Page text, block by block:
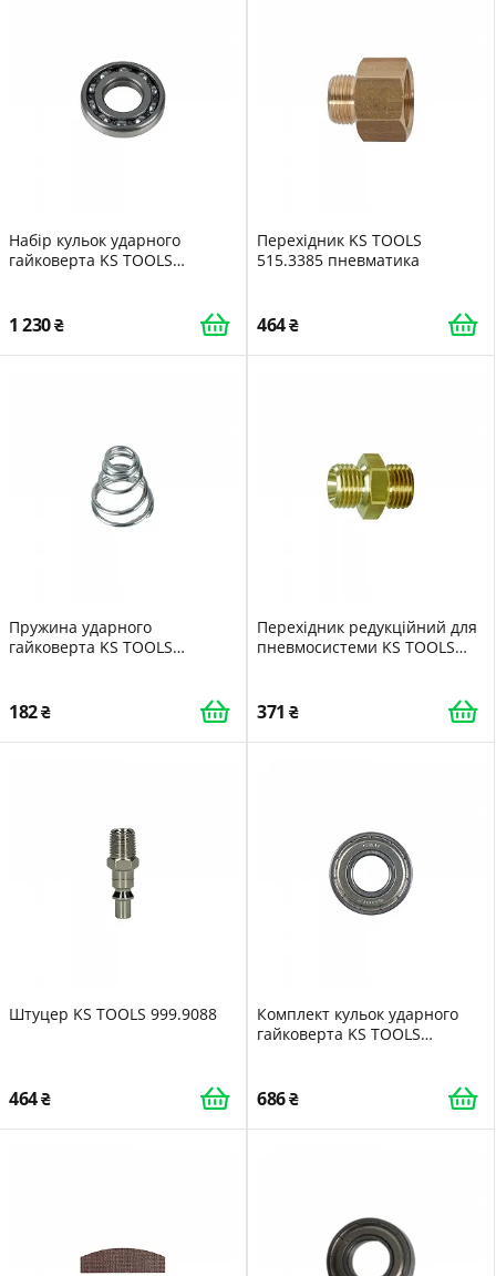
Набір кульок ударного
гайковерта KS TOOLS
1 230
Перехідник KS TOOLS
515.3385 пневматика
464
Пружина ударного
гайковерта KS TOOLS
182
Перехідник редукційний для
пневмосистеми KS TOOLS
371
Штуцер KS TOOLS 999.9088
464
Комплект кульок ударного
гайковерта KS TOOLS
686